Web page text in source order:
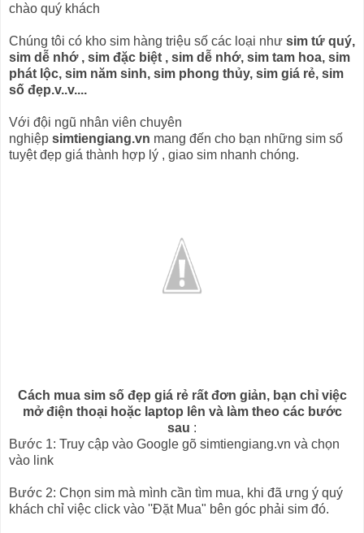
chào quý khách
Chúng tôi có kho sim hàng triệu số các loại như sim tứ quý,
sim dễ nhớ , sim đặc biệt , sim dễ nhớ, sim tam hoa, sim
phát lộc, sim năm sinh, sim phong thủy, sim giá rẻ, sim
số đẹp.v..v....
Với đội ngũ nhân viên chuyên
nghiệp simtiengiang.vn mang đến cho bạn những sim số
tuyệt đẹp giá thành hợp lý , giao sim nhanh chóng.
Cách mua sim số đẹp giá rẻ rất đơn giản, bạn chỉ việc
mở điện thoại hoặc laptop lên và làm theo các bước
sau :
Bước 1: Truy cập vào Google gõ simtiengiang.vn và chọn
vào link
Bước 2: Chọn sim mà mình cần tìm mua, khi đã ưng ý quý
khách chỉ việc click vào ''Đặt Mua" bên góc phải sim đó.